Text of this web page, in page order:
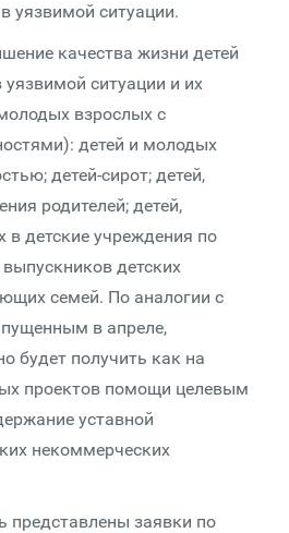
уязвимой ситуации.
качества жизни детей
ситуации и их
взрослых с
детей и молодых
детей-сирот; детей,
родителей; детей,
детские учреждения по
детских
семей. По аналогии с
в апреле,
будет получить как на
проектов помощи целевым
уставной
некоммерческих
представлены заявки по